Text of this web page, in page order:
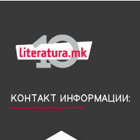
КОНТАКТ ИНФОРМАЦИИ: